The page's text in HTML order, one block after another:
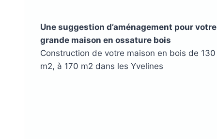
Une suggestion d’aménagement pour votre
grande maison en ossature bois
Construction de votre maison en bois de 130
m2, à 170 m2 dans les Yvelines